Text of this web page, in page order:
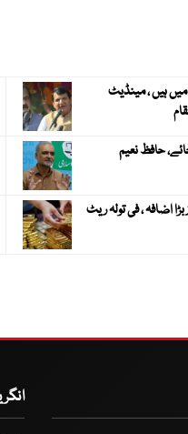
ہیں ، مینڈیٹ
کی جائے، حافظ نعیم
اضافہ ، فی تولہ ریٹ